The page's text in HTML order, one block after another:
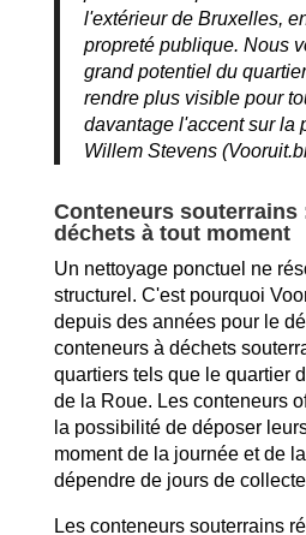
l'extérieur de Bruxelles,
propreté publique. Nous
grand potentiel du
rendre plus visible pour
davantage l'accent sur la
Willem Stevens
Conteneurs souterrains
déchets à tout moment
Un nettoyage ponctuel ne
structurel. C'est pourquoi
depuis des années pour le
conteneurs à déchets
quartiers tels que le quartier
de la Roue. Les conteneurs
la possibilité de déposer
moment de la journée et de
dépendre de jours de
Les conteneurs souterrains